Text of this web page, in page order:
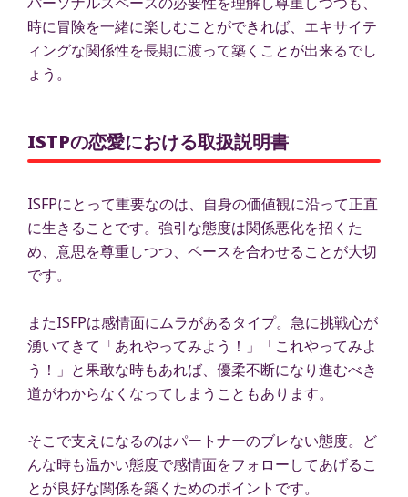
時に冒険を一緒に楽しむことができれば、エキサイテ
ィングな関係性を長期に渡って築くことが出来るでし
ょう。
ISTPの恋愛における取扱説明書
ISFPにとって重要なのは、自身の価値観に沿って正直
に生きることです。強引な態度は関係悪化を招くた
め、意思を尊重しつつ、ペースを合わせることが大切
です。
またISFPは感情面にムラがあるタイプ。急に挑戦心が
湧いてきて「あれやってみよう！」「これやってみよ
う！」と果敢な時もあれば、優柔不断になり進むべき
道がわからなくなってしまうこともあります。
そこで支えになるのはパートナーのブレない態度。ど
んな時も温かい態度で感情面をフォローしてあげるこ
とが良好な関係を築くためのポイントです。